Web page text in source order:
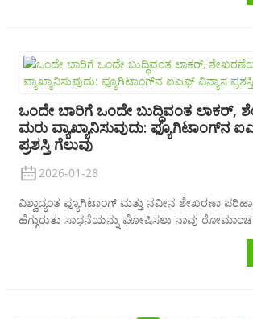
ಒಂದೇ ಬಾರಿಗೆ ಒಂದೇ ಬುದ್ಧಿವಂತ ಲಾಕರ್,
ಮರು ವ್ಯಾಖ್ಯಾನಿಸುವುದು: ಫ್ಯೂಗಿಟಾಂಗ್‌ನ
ಪ್ರಶಸ್ತಿ ಗೆಲುವು
2026-01-28
ವಿಶ್ವಾದ್ಯಂತ ಫ್ಯೂಗಿಟಾಂಗ್ ಮತ್ತು ನವೀನ ಶೇಖರಣಾ
ಹೆಗ್ಗುರುತು ಸಾಧನೆಯನ್ನು ಘೋಷಿಸಲು ನಾವು